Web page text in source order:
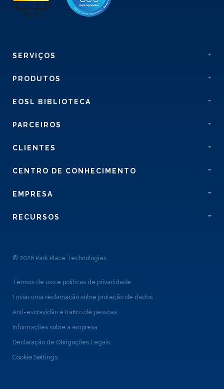
SERVIÇOS
PRODUTOS
EOSL BIBLIOTECA
PARCEIROS
CLIENTES
CENTRO DE CONHECIMENTO
EMPRESA
RECURSOS
© 2026 Park Place Technologies
Termos de uso e políticas de privacidade
Enviar uma reclamação sobre proteção de dados
Anti-escravidão e tráfico de pessoas
Informações sobre a empresa
Declaração de Obrigações Legais
Cookie Settings